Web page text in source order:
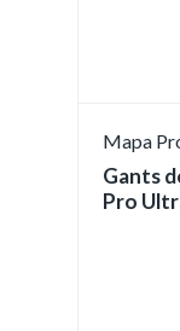
Mapa
Gants
Pro